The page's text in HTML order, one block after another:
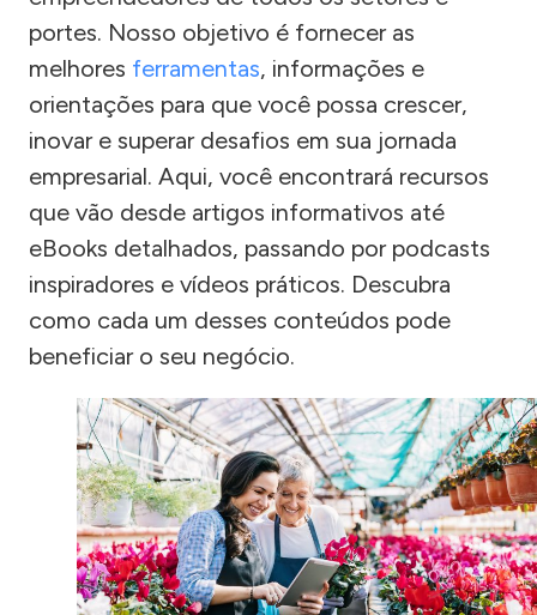
portes. Nosso objetivo é fornecer as
melhores ferramentas, informações e
orientações para que você possa crescer,
inovar e superar desafios em sua jornada
empresarial. Aqui, você encontrará recursos
que vão desde artigos informativos até
eBooks detalhados, passando por podcasts
inspiradores e vídeos práticos. Descubra
como cada um desses conteúdos pode
beneficiar o seu negócio.